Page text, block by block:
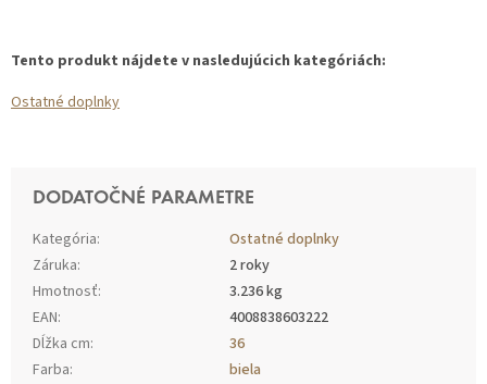
Tento produkt nájdete v nasledujúcich kategóriách:
Ostatné doplnky
DODATOČNÉ PARAMETRE
Kategória:
Ostatné doplnky
Záruka:
2 roky
Hmotnosť:
3.236 kg
EAN:
4008838603222
Dĺžka cm:
36
Farba:
biela